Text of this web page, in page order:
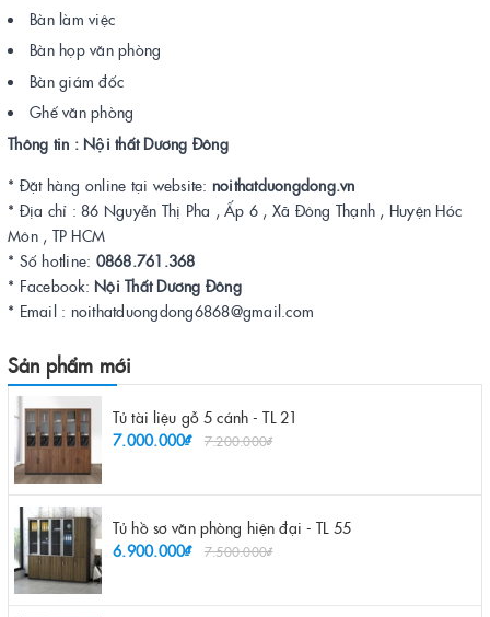
Bàn làm việc
Bàn họp văn phòng
Bàn giám đốc
Ghế văn phòng
Thông tin : Nội thất Dương Đông
* Đặt hàng online tại website: noithatduongdong.vn
* Địa chỉ : 86 Nguyễn Thị Pha , Ấp 6 , Xã Đông Thạnh , Huyện Hóc
Môn , TP HCM
* Số hotline: 0868.761.368
* Facebook: Nội Thất Dương Đông
* Email : noithatduongdong6868@gmail.com
Sản phẩm mới
Tủ tài liệu gỗ 5 cánh - TL 21
7.000.000₫
7.200.000₫
Tủ hồ sơ văn phòng hiện đại - TL 55
6.900.000₫
7.500.000₫